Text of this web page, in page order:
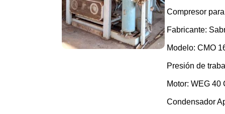
Compresor
Fabricante:
Modelo: CMO
Presión de
Motor: WEG 40
Condensador